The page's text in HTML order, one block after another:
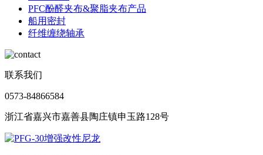
PFC酚醛夹布&聚脂夹布产品
船用密封
纤维缠绕轴承
联系我们
0573-84866584
浙江省嘉兴市嘉善县陶庄镇申玉路128号